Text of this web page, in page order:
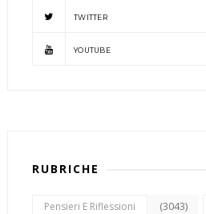
TWITTER
YOUTUBE
RUBRICHE
Pensieri E Riflessioni (3043)